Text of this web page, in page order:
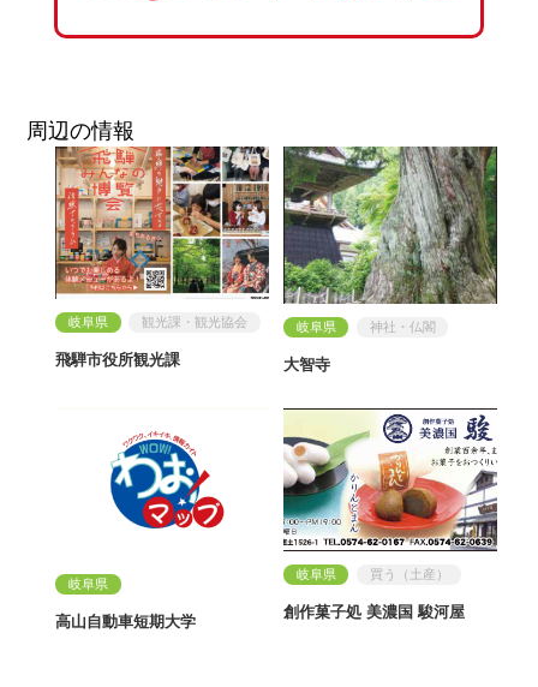
周辺の情報
岐阜県 観光課・観光協会
飛騨市役所観光課
岐阜県 神社・仏閣
大智寺
岐阜県
高山自動車短期大学
岐阜県 買う（土産）
創作菓子処 美濃国 駿河屋